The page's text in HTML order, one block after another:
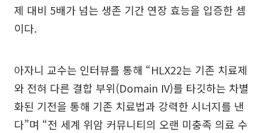
제 대비 5배가 넘는 생존 기간 연장 효능을 입증한 셈
이다.
아자니 교수는 인터뷰를 통해 “HLX22는 기존 치료제
와 전혀 다른 결합 부위(Domain IV)를 타깃하는 차별
화된 기전을 통해 기존 치료법과 강력한 시너지를 낸
다”며 “전 세계 위암 커뮤니티의 오랜 미충족 의료 수